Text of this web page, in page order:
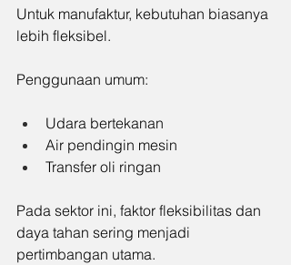
Untuk manufaktur, kebutuhan biasanya
lebih fleksibel.
Penggunaan umum:
Udara bertekanan
Air pendingin mesin
Transfer oli ringan
Pada sektor ini, faktor fleksibilitas dan
daya tahan sering menjadi
pertimbangan utama.